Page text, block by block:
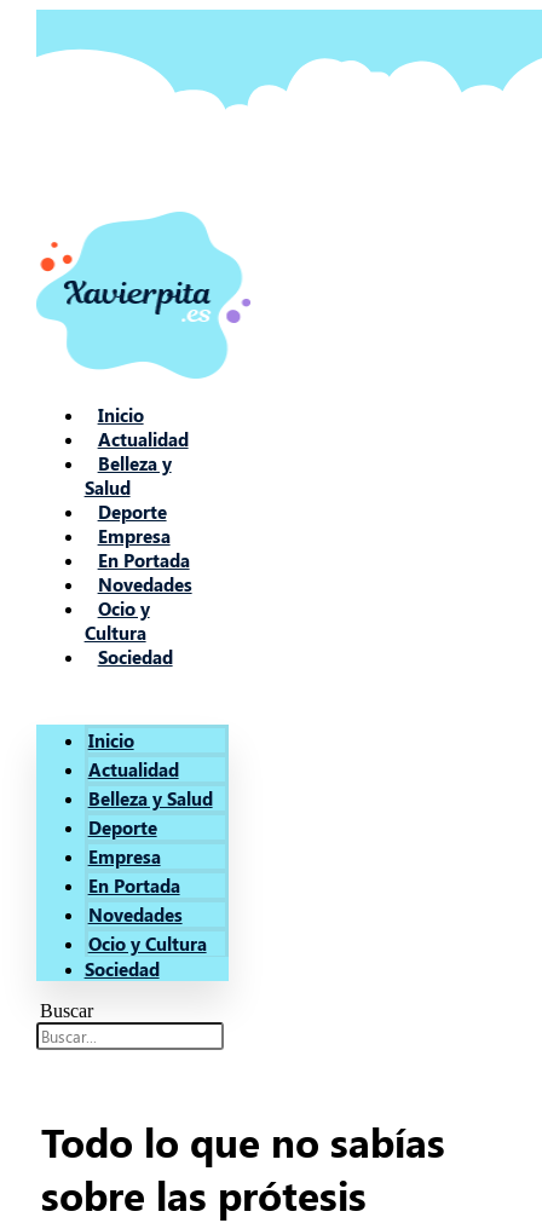
contenido
Inicio
Actualidad
Belleza y
Salud
Deporte
Empresa
En Portada
Novedades
Ocio y
Cultura
Sociedad
Inicio
Actualidad
Belleza y Salud
Deporte
Empresa
En Portada
Novedades
Ocio y Cultura
Sociedad
Buscar
Todo lo que no sabías
sobre las prótesis